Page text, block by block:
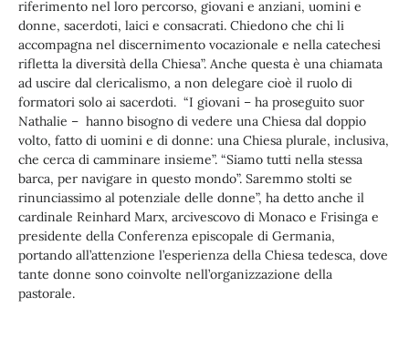
riferimento nel loro percorso, giovani e anziani, uomini e
donne, sacerdoti, laici e consacrati. Chiedono che chi li
accompagna nel discernimento vocazionale e nella catechesi
rifletta la diversità della Chiesa”. Anche questa è una chiamata
ad uscire dal clericalismo, a non delegare cioè il ruolo di
formatori solo ai sacerdoti. “I giovani – ha proseguito suor
Nathalie – hanno bisogno di vedere una Chiesa dal doppio
volto, fatto di uomini e di donne: una Chiesa plurale, inclusiva,
che cerca di camminare insieme”. “Siamo tutti nella stessa
barca, per navigare in questo mondo”. Saremmo stolti se
rinunciassimo al potenziale delle donne”, ha detto anche il
cardinale Reinhard Marx, arcivescovo di Monaco e Frisinga e
presidente della Conferenza episcopale di Germania,
portando all’attenzione l’esperienza della Chiesa tedesca, dove
tante donne sono coinvolte nell’organizzazione della
pastorale.